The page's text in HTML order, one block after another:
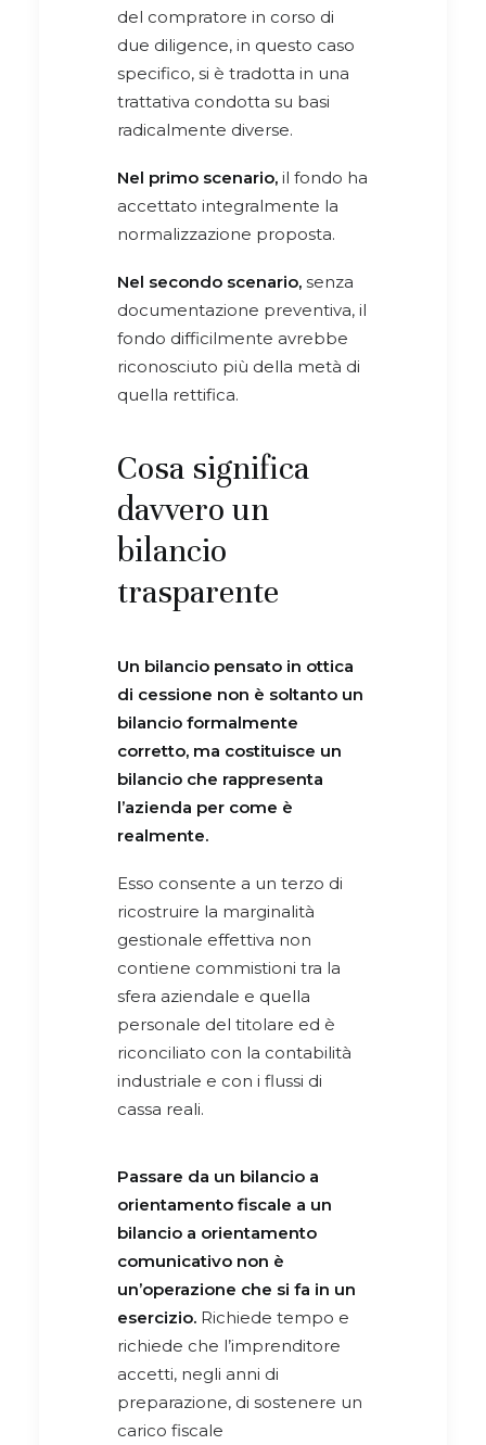
del compratore in corso di
due diligence, in questo caso
specifico, si è tradotta in una
trattativa condotta su basi
radicalmente diverse.
Nel primo scenario, il fondo ha
accettato integralmente la
normalizzazione proposta.
Nel secondo scenario, senza
documentazione preventiva, il
fondo difficilmente avrebbe
riconosciuto più della metà di
quella rettifica.
Cosa significa
davvero un
bilancio
trasparente
Un bilancio pensato in ottica
di cessione non è soltanto un
bilancio formalmente
corretto, ma costituisce un
bilancio che rappresenta
l’azienda per come è
realmente.
Esso consente a un terzo di
ricostruire la marginalità
gestionale effettiva non
contiene commistioni tra la
sfera aziendale e quella
personale del titolare ed è
riconciliato con la contabilità
industriale e con i flussi di
cassa reali.
Passare da un bilancio a
orientamento fiscale a un
bilancio a orientamento
comunicativo non è
un’operazione che si fa in un
esercizio. Richiede tempo e
richiede che l’imprenditore
accetti, negli anni di
preparazione, di sostenere un
carico fiscale